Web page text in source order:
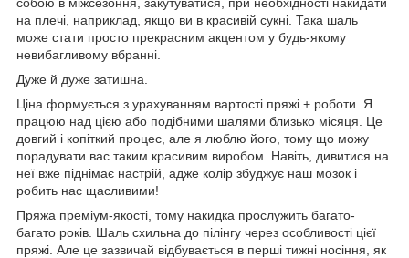
на плечі, наприклад, якщо ви в красивій сукні. Така шаль
може стати просто прекрасним акцентом у будь-якому
невибагливому вбранні.
Дуже й дуже затишна.
Ціна формується з урахуванням вартості пряжі + роботи. Я
працюю над цією або подібними шалями близько місяця. Це
довгий і копіткий процес, але я люблю його, тому що можу
порадувати вас таким красивим виробом. Навіть, дивитися на
неї вже піднімає настрій, адже колір збуджує наш мозок і
робить нас щасливими!
Пряжа преміум-якості, тому накидка прослужить багато-
багато років. Шаль схильна до пілінгу через особливості цієї
пряжі. Але це зазвичай відбувається в перші тижні носіння, як